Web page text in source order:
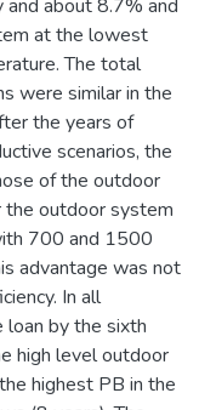
about 8.7% and
at the lowest
The total
were similar in the
the years of
scenarios, the
of the outdoor
the outdoor system
700 and 1500
advantage was not
In all
loan by the sixth
high level outdoor
highest PB in the